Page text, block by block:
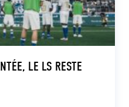
LE LS RESTE